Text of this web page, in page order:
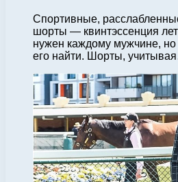
Спортивные,
шорты — квинтэссенция
нужен каждому мужчине, но
его найти. Шорты,